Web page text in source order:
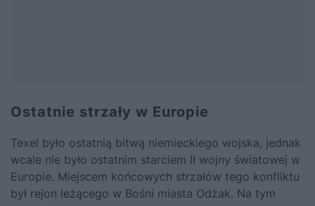
Ostatnie strzały w Europie
Texel było ostatnią bitwą niemieckiego wojska, jednak
wcale nie było ostatnim starciem II wojny światowej w
Europie. Miejscem końcowych strzałów tego konfliktu
był rejon leżącego w Bośni miasta Odżak. Na tym